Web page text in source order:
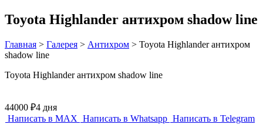
Toyota Highlander антихром shadow line
Главная > Галерея > Антихром > Toyota Highlander антихром
shadow line
Toyota Highlander антихром shadow line
44000 ₽4 дня
Написать в MAX Написать в Whatsapp Написать в Telegram